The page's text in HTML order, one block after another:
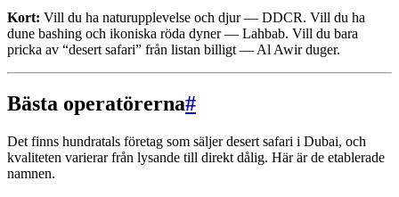
Kort: Vill du ha naturupplevelse och djur — DDCR. Vill du ha
dune bashing och ikoniska röda dyner — Lahbab. Vill du bara
pricka av “desert safari” från listan billigt — Al Awir duger.
Bästa operatörerna#
Det finns hundratals företag som säljer desert safari i Dubai, och
kvaliteten varierar från lysande till direkt dålig. Här är de etablerade
namnen.